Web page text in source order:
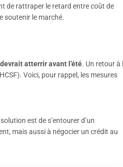
de rattraper le retard entre coût de
soutenir le marché.
atterrir avant l’été. Un retour à
Voici, pour rappel, les mesures
est de s’entourer d’un
mais aussi à négocier un crédit au